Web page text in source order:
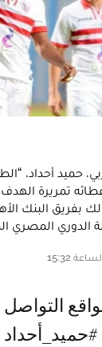
حميد أحداد،
تمريرة الهدف
بفريق البنك